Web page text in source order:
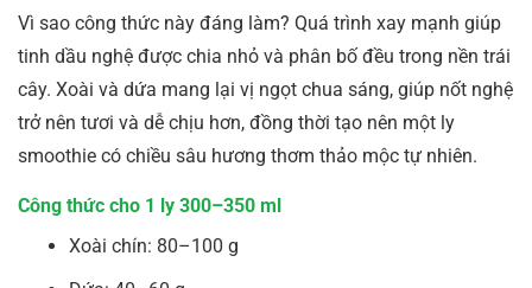
Vì sao công thức này đáng làm? Quá trình xay mạnh giúp
tinh dầu nghệ được chia nhỏ và phân bố đều trong nền trái
cây. Xoài và dứa mang lại vị ngọt chua sáng, giúp nốt nghệ
trở nên tươi và dễ chịu hơn, đồng thời tạo nên một ly
smoothie có chiều sâu hương thơm thảo mộc tự nhiên.
Công thức cho 1 ly 300–350 ml
Xoài chín: 80–100 g